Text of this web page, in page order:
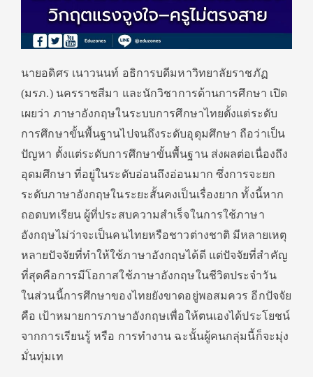
นายอดิศร เนาวนนท์ อธิการบดีมหาวิทยาลัยราชภัฏ
(มรภ.) นครราชสีมา และนักวิชาการด้านการศึกษา เปิด
เผยว่า ภาษาอังกฤษในระบบการศึกษาไทยตั้งแต่ระดับ
การศึกษาขั้นพื้นฐานไปจนถึงระดับอุดุมศึกษา ถือว่าเป็น
ปัญหา ตั้งแต่ระดับการศึกษาขั้นพื้นฐาน ส่งผลต่อเนื่องถึง
อุดมศึกษา ที่อยู่ในระดับอ่อนถึงอ่อนมาก ซึ่งการจะยก
ระดับภาษาอังกฤษในระยะสั้นคงเป็นเรื่องยาก ทั้งนี้หาก
ถอดบทเรียน ผู้ที่ประสบความสำเร็จในการใช้ภาษา
อังกฤษไม่ว่าจะเป็นคนไทยหรือชาวต่างชาติ มีหลายเหตุ
หลายปัจจัยที่ทำให้ใช้ภาษาอังกฤษได้ดี แต่ปัจจัยที่สำคัญ
ที่สุดคือการมีโอกาสใช้ภาษาอังกฤษในชีวิตประจำวัน
ในส่วนนี้การศึกษาของไทยยังขาดอยู่พอสมควร อีกปัจจัย
คือ เป้าหมายการภาษาอังกฤษเพื่อให้ตนเองได้ประโยชน์
จากการเรียนรู้ หรือ การทำงาน ฉะนั้นผู้คนกลุ่มนี้ก็จะมุ่ง
มั่นทุ่มเท